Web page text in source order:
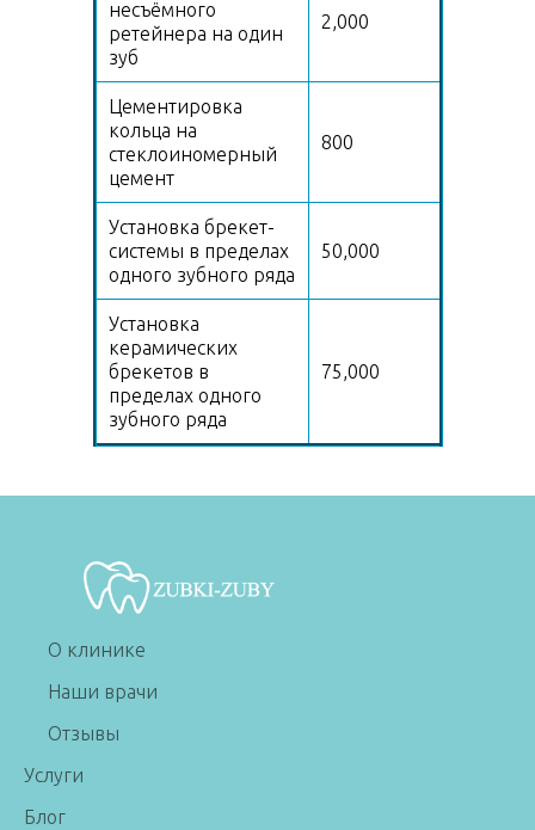
несъёмного
ретейнера на один
зуб
2,000
Цементировка
кольца на
стеклоиномерный
цемент
800
Установка брекет-
системы в пределах
одного зубного ряда
50,000
Установка
керамических
брекетов в
пределах одного
зубного ряда
75,000
О клинике
Наши врачи
Отзывы
Услуги
Блог